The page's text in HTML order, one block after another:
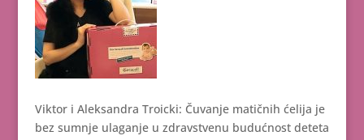
Viktor i Aleksandra Troicki: Čuvanje matičnih ćelija je
bez sumnje ulaganje u zdravstvenu budućnost deteta